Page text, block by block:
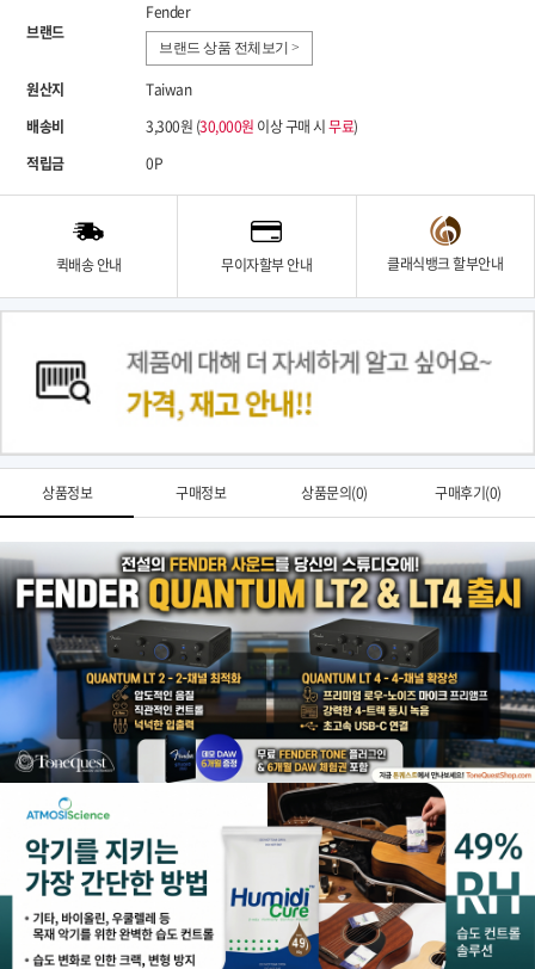
브랜드
Fender
브랜드 상품 전체보기 >
원산지
Taiwan
배송비
3,300원 (30,000원 이상 구매 시무료)
적립금
0P
퀵배송 안내 무이자할부 안내 클래식뱅크 할부안내
상품정보 구매정보 상품문의(0) 구매후기(0)